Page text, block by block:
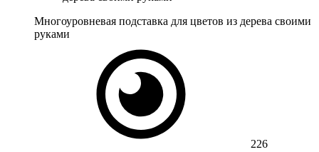
Многоуровневая подставка для цветов из дерева своими
руками
226